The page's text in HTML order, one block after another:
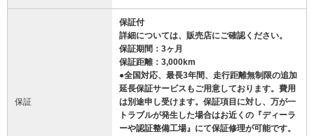
保証
保証付
詳細については、販売店にご確認ください。
保証期間：3ヶ月
保証距離：3,000km
●全国対応、最長3年間、走行距離無制限の追加
延長保証サービスもご用意しております。費用
は別途申し受けます。保証項目に対し、万が一
トラブルが発生した場合はお近くの『ディーラ
ーや認証整備工場』にて保証修理が可能です。